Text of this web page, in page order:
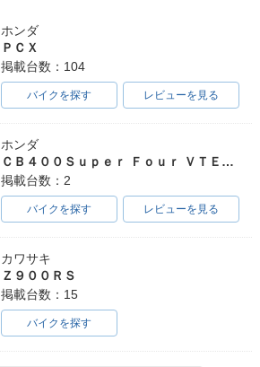
ホンダ
ＰＣＸ
掲載台数：104
バイクを探す レビューを見る
ホンダ
ＣＢ４００Ｓｕｐｅｒ Ｆｏｕｒ ＶＴＥＣ ＳＰＥＣ３
掲載台数：2
バイクを探す レビューを見る
カワサキ
Ｚ９００ＲＳ
掲載台数：15
バイクを探す